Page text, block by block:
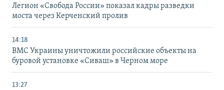
Легион «Свобода России» показал кадры разведки
моста через Керченский пролив
14:18
ВМС Украины уничтожили российские объекты на
буровой установке «Сиваш» в Черном море
13:27